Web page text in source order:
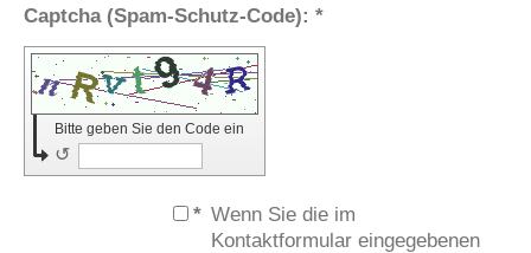
Captcha (Spam-Schutz-Code): *
Bitte geben Sie den Code ein
↺
* Wenn Sie die im
Kontaktformular eingegebenen